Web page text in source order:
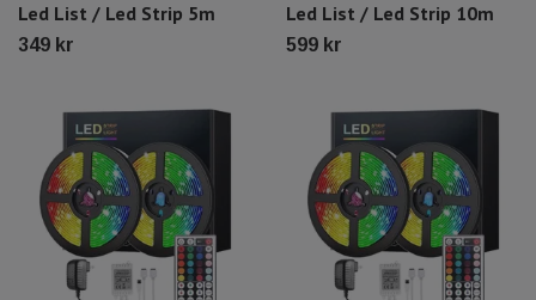
Led List / Led Strip 5m
349 kr
Led List / Led Strip 10m
599 kr